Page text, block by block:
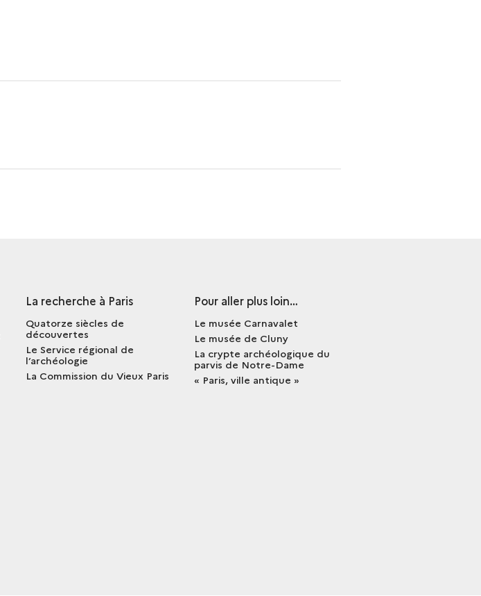
La recherche à Paris
Quatorze siècles de
découvertes
Le Service régional de
l’archéologie
La Commission du Vieux Paris
Pour aller plus loin…
Le musée Carnavalet
Le musée de Cluny
La crypte archéologique du
parvis de Notre-Dame
« Paris, ville antique »